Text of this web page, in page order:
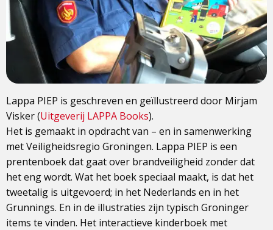
Lappa PIEP is geschreven en geïllustreerd door Mirjam
Visker (Uitgeverij LAPPA Books).
Het is gemaakt in opdracht van – en in samenwerking
met Veiligheidsregio Groningen. Lappa PIEP is een
prentenboek dat gaat over brandveiligheid zonder dat
het eng wordt. Wat het boek speciaal maakt, is dat het
tweetalig is uitgevoerd; in het Nederlands en in het
Grunnings. En in de illustraties zijn typisch Groninger
items te vinden. Het interactieve kinderboek met